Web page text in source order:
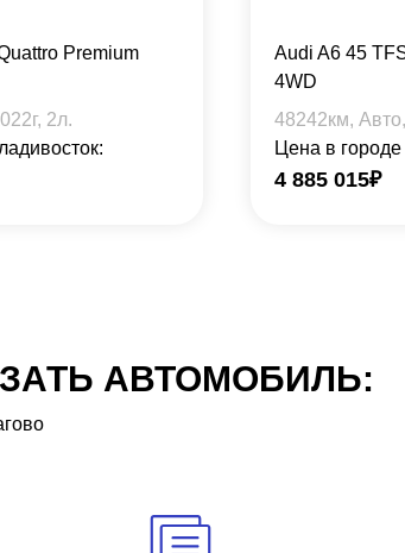
Premium
г, 2л.
Audi A6 45
4WD
48242км, Авто,
Цена в
4 885 015₽
АВТОМОБИЛЬ: